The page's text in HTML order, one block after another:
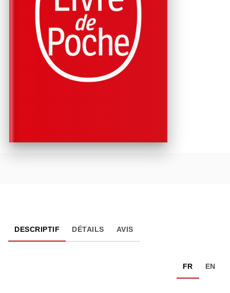
DESCRIPTIF DÉTAILS AVIS
FR EN